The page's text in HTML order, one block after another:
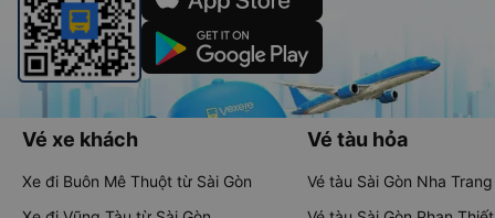
Vé xe khách
Xe đi Buôn Mê Thuột từ Sài Gòn
Vé tàu hỏa
Vé tàu Sài Gòn Nha Trang